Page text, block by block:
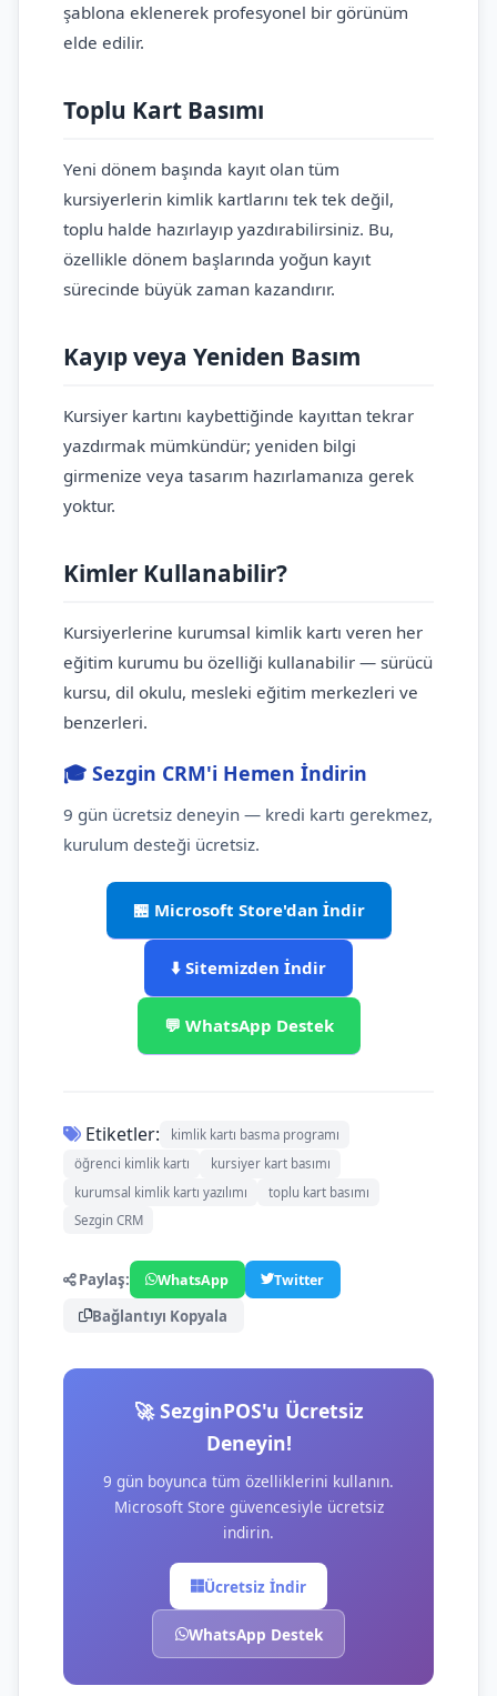
şablona eklenerek profesyonel bir görünüm
elde edilir.
Toplu Kart Basımı
Yeni dönem başında kayıt olan tüm
kursiyerlerin kimlik kartlarını tek tek değil,
toplu halde hazırlayıp yazdırabilirsiniz. Bu,
özellikle dönem başlarında yoğun kayıt
sürecinde büyük zaman kazandırır.
Kayıp veya Yeniden Basım
Kursiyer kartını kaybettiğinde kayıttan tekrar
yazdırmak mümkündür; yeniden bilgi
girmenize veya tasarım hazırlamanıza gerek
yoktur.
Kimler Kullanabilir?
Kursiyerlerine kurumsal kimlik kartı veren her
eğitim kurumu bu özelliği kullanabilir — sürücü
kursu, dil okulu, mesleki eğitim merkezleri ve
benzerleri.
🎓 Sezgin CRM'i Hemen İndirin
9 gün ücretsiz deneyin — kredi kartı gerekmez,
kurulum desteği ücretsiz.
🏪 Microsoft Store'dan İndir
⬇️ Sitemizden İndir
💬 WhatsApp Destek
Etiketler:
kimlik kartı basma programı
öğrenci kimlik kartı
kursiyer kart basımı
kurumsal kimlik kartı yazılımı
toplu kart basımı
Sezgin CRM
Paylaş: WhatsApp Twitter
Bağlantıyı Kopyala
🚀 SezginPOS'u Ücretsiz
Deneyin!
9 gün boyunca tüm özelliklerini kullanın.
Microsoft Store güvencesiyle ücretsiz
indirin.
Ücretsiz İndir
WhatsApp Destek